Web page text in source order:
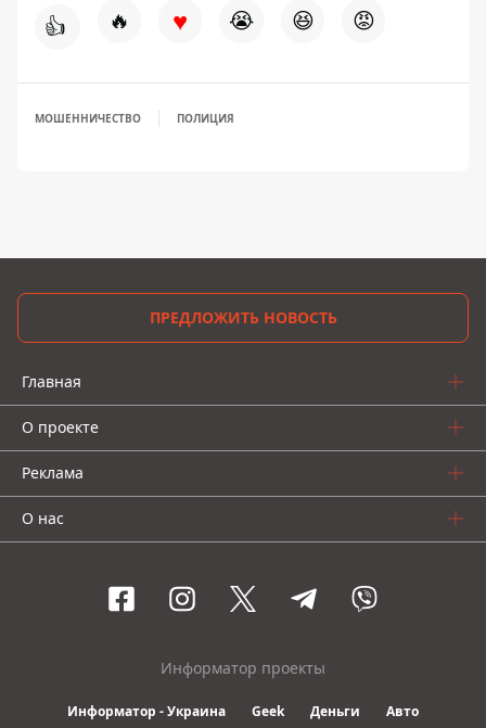
👍 🔥 ♥ 😭 😆 😡
МОШЕННИЧЕСТВО ПОЛИЦИЯ
ПРЕДЛОЖИТЬ НОВОСТЬ
Главная
О проекте
Реклама
О нас
Информатор проекты
Информатор - Украина Geek Деньги Авто